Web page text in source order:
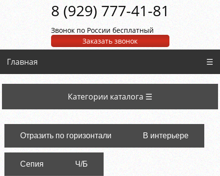
8 (929) 777-41-81
Звонок по России бесплатный
Заказать звонок
Главная ☰
Категории каталога ☰
Отразить по горизонтали В интерьере
Сепия Ч/Б